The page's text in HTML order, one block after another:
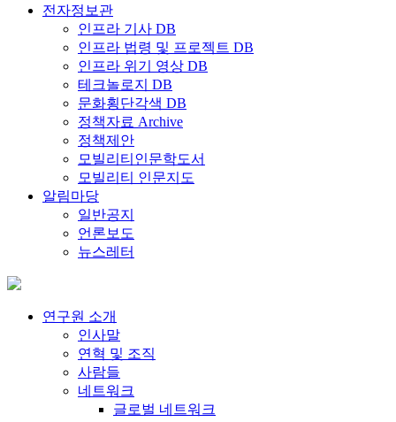
전자정보관
인프라 기사 DB
인프라 법령 및 프로젝트 DB
인프라 위기 영상 DB
테크놀로지 DB
문화횡단각색 DB
정책자료 Archive
정책제안
모빌리티인문학도서
모빌리티 인문지도
알림마당
일반공지
언론보도
뉴스레터
연구원 소개
인사말
연혁 및 조직
사람들
네트워크
글로벌 네트워크